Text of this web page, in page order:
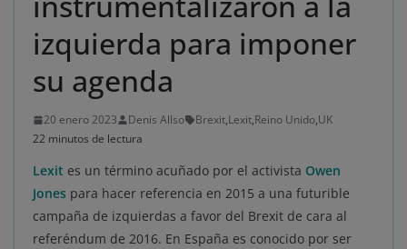
izquierda para imponer
su agenda
20 enero 2023 Denis Allso Brexit,Lexit,Reino Unido,UK
22 minutos de lectura
Lexit es un término acuñado por el activista Owen
Jones para hacer referencia en 2015 a una futurible
campaña de izquierdas a favor del Brexit de cara al
referéndum de 2016. En España es conocido por ser